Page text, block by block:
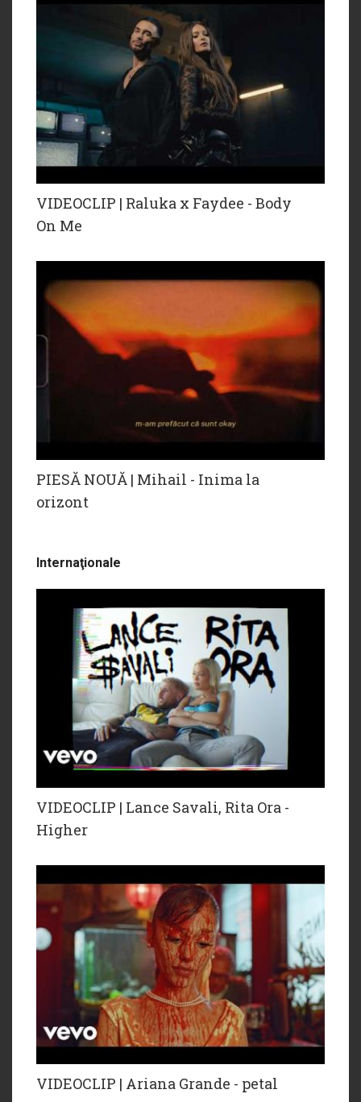
VIDEOCLIP | Raluka x Faydee - Body
On Me
PIESĂ NOUĂ | Mihail - Inima la
orizont
Internaţionale
VIDEOCLIP | Lance Savali, Rita Ora -
Higher
VIDEOCLIP | Ariana Grande - petal